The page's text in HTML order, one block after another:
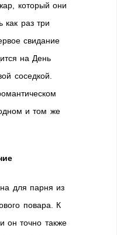
который они
как раз три
свидание
на День
соседкой.
и том же
для парня из
повара. К
он точно также